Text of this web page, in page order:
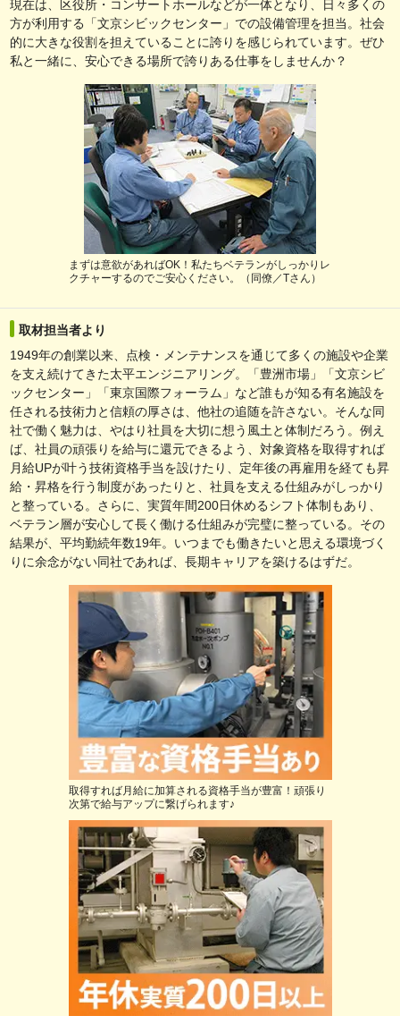
現在は、区役所・コンサートホールなどが一体となり、日々多くの
方が利用する「文京シビックセンター」での設備管理を担当。社会
的に大きな役割を担えていることに誇りを感じられています。ぜひ
私と一緒に、安心できる場所で誇りある仕事をしませんか？
まずは意欲があればOK！私たちベテランがしっかりレ
クチャーするのでご安心ください。（同僚／Tさん）
取材担当者より
1949年の創業以来、点検・メンテナンスを通じて多くの施設や企業
を支え続けてきた太平エンジニアリング。「豊洲市場」「文京シビ
ックセンター」「東京国際フォーラム」など誰もが知る有名施設を
任される技術力と信頼の厚さは、他社の追随を許さない。そんな同
社で働く魅力は、やはり社員を大切に想う風土と体制だろう。例え
ば、社員の頑張りを給与に還元できるよう、対象資格を取得すれば
月給UPが叶う技術資格手当を設けたり、定年後の再雇用を経ても昇
給・昇格を行う制度があったりと、社員を支える仕組みがしっかり
と整っている。さらに、実質年間200日休めるシフト体制もあり、
ベテラン層が安心して長く働ける仕組みが完璧に整っている。その
結果が、平均勤続年数19年。いつまでも働きたいと思える環境づく
りに余念がない同社であれば、長期キャリアを築けるはずだ。
取得すれば月給に加算される資格手当が豊富！頑張り
次第で給与アップに繋げられます♪